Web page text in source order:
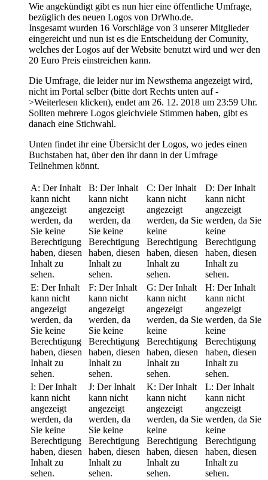
Wie angekündigt gibt es nun hier eine öffentliche Umfrage,
bezüglich des neuen Logos von DrWho.de.
Insgesamt wurden 16 Vorschläge von 3 unserer Mitglieder
eingereicht und nun ist es die Entscheidung der Comunity,
welches der Logos auf der Website benutzt wird und wer den
20 Euro Preis einstreichen kann.
Die Umfrage, die leider nur im Newsthema angezeigt wird,
nicht im Portal selber (bitte dort Rechts unten auf -
>Weiterlesen klicken), endet am 26. 12. 2018 um 23:59 Uhr.
Sollten mehrere Logos gleichviele Stimmen haben, gibt es
danach eine Stichwahl.
Unten findet ihr eine Übersicht der Logos, wo jedes einen
Buchstaben hat, über den ihr dann in der Umfrage
Teilnehmen könnt.
A: Der Inhalt
kann nicht
angezeigt
werden, da
Sie keine
Berechtigung
haben, diesen
Inhalt zu
sehen.
B: Der Inhalt
kann nicht
angezeigt
werden, da
Sie keine
Berechtigung
haben, diesen
Inhalt zu
sehen.
C: Der Inhalt
kann nicht
angezeigt
werden, da Sie
keine
Berechtigung
haben, diesen
Inhalt zu
sehen.
D: Der Inhalt
kann nicht
angezeigt
werden, da Sie
keine
Berechtigung
haben, diesen
Inhalt zu
sehen.
E: Der Inhalt
kann nicht
angezeigt
werden, da
Sie keine
Berechtigung
haben, diesen
Inhalt zu
sehen.
F: Der Inhalt
kann nicht
angezeigt
werden, da
Sie keine
Berechtigung
haben, diesen
Inhalt zu
sehen.
G: Der Inhalt
kann nicht
angezeigt
werden, da Sie
keine
Berechtigung
haben, diesen
Inhalt zu
sehen.
H: Der Inhalt
kann nicht
angezeigt
werden, da Sie
keine
Berechtigung
haben, diesen
Inhalt zu
sehen.
I: Der Inhalt
kann nicht
angezeigt
werden, da
Sie keine
Berechtigung
haben, diesen
Inhalt zu
sehen.
J: Der Inhalt
kann nicht
angezeigt
werden, da
Sie keine
Berechtigung
haben, diesen
Inhalt zu
sehen.
K: Der Inhalt
kann nicht
angezeigt
werden, da Sie
keine
Berechtigung
haben, diesen
Inhalt zu
sehen.
L: Der Inhalt
kann nicht
angezeigt
werden, da Sie
keine
Berechtigung
haben, diesen
Inhalt zu
sehen.